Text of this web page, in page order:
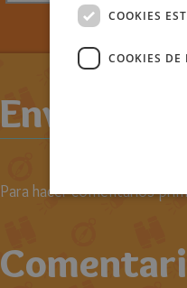
Enviar
Para hacer comentarios
COOKIES
COOKIES DE